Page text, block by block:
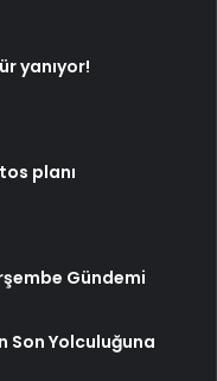
yanıyor!
planı
Gündemi
Son Yolculuğuna